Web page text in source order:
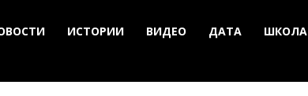
ИСТОРИИ ВИДЕО ДАТА ШКОЛА